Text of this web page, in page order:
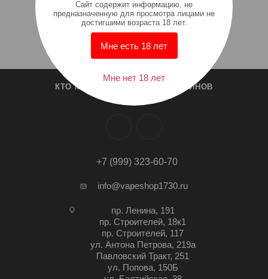
КТО МЫ? СПИСОК МАГАЗИНОВ
+7 (999) 323-60-70
info@vapeshop1730.ru
пр. Ленина, 191
пр. Строителей, 18к1
пр. Строителей, 117
ул. Антона Петрова, 219а
Павловский Тракт, 251
ул. Попова, 150Б
Cайт содержит информацию, не
предназначенную для просмотра лицами не
достигшими возраста 18 лет.
Мне есть 18 лет
Мне нет 18 лет